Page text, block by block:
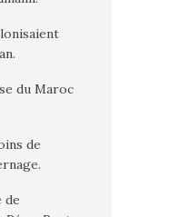
du Maroc
de
de